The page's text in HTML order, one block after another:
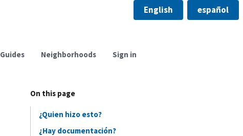
English español
Guides Neighborhoods Sign in
On this page
¿Quien hizo esto?
¿Hay documentación?